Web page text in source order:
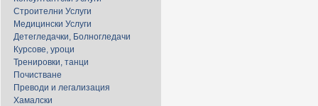
Строителни Услуги
Медицински Услуги
Детегледачки, Болногледачи
Курсове, уроци
Тренировки, танци
Почистване
Преводи и легализация
Хамалски